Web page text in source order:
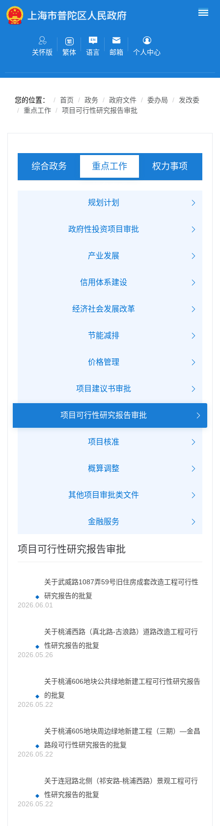
无障碍操作说明
关怀版 繁体 语言 邮箱 个人中心
您的位置： 首页 政务 政府文件 委办局
发改委
重点工作
项目可行性研究报告审批
综合政务 重点工作 权力事项
规划计划
政府性投资项目审批
产业发展
信用体系建设
经济社会发展改革
节能减排
价格管理
项目建议书审批
项目可行性研究报告审批
项目核准
概算调整
其他项目审批类文件
金融服务
项目可行性研究报告审批
关于武威路1087弄59号旧住房成套改造工程可行性
研究报告的批复
2026.06.01
关于桃浦西路（真北路-古浪路）道路改造工程可行
性研究报告的批复
2026.05.26
关于桃浦606地块公共绿地新建工程可行性研究报告
的批复
2026.05.22
关于桃浦605地块周边绿地新建工程（三期）—金昌
路段可行性研究报告的批复
2026.05.22
关于连冠路北侧（祁安路-桃浦西路）景观工程可行
性研究报告的批复
2026.05.22